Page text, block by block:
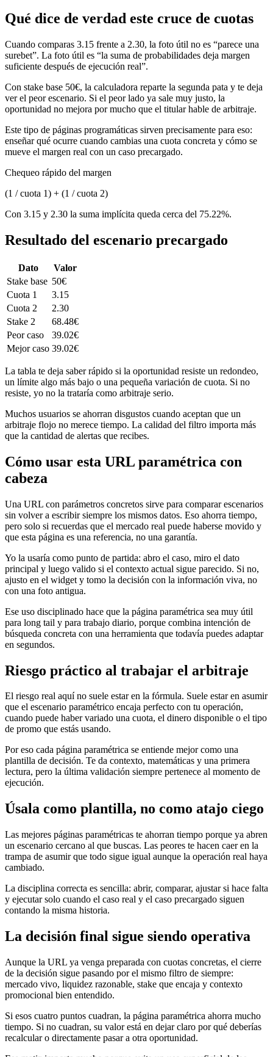
Qué dice de verdad este cruce de cuotas
Cuando comparas 3.15 frente a 2.30, la foto útil no es “parece una
surebet”. La foto útil es “la suma de probabilidades deja margen
suficiente después de ejecución real”.
Con stake base 50€, la calculadora reparte la segunda pata y te deja
ver el peor escenario. Si el peor lado ya sale muy justo, la
oportunidad no mejora por mucho que el titular hable de arbitraje.
Este tipo de páginas programáticas sirven precisamente para eso:
enseñar qué ocurre cuando cambias una cuota concreta y cómo se
mueve el margen real con un caso precargado.
Chequeo rápido del margen
(1 / cuota 1) + (1 / cuota 2)
Con 3.15 y 2.30 la suma implícita queda cerca del 75.22%.
Resultado del escenario precargado
Dato
Valor
Stake base 50€
Cuota 1
3.15
Cuota 2
2.30
Stake 2
68.48€
Peor caso
39.02€
Mejor caso 39.02€
La tabla te deja saber rápido si la oportunidad resiste un redondeo,
un límite algo más bajo o una pequeña variación de cuota. Si no
resiste, yo no la trataría como arbitraje serio.
Muchos usuarios se ahorran disgustos cuando aceptan que un
arbitraje flojo no merece tiempo. La calidad del filtro importa más
que la cantidad de alertas que recibes.
Cómo usar esta URL paramétrica con
cabeza
Una URL con parámetros concretos sirve para comparar escenarios
sin volver a escribir siempre los mismos datos. Eso ahorra tiempo,
pero solo si recuerdas que el mercado real puede haberse movido y
que esta página es una referencia, no una garantía.
Yo la usaría como punto de partida: abro el caso, miro el dato
principal y luego valido si el contexto actual sigue parecido. Si no,
ajusto en el widget y tomo la decisión con la información viva, no
con una foto antigua.
Ese uso disciplinado hace que la página paramétrica sea muy útil
para long tail y para trabajo diario, porque combina intención de
búsqueda concreta con una herramienta que todavía puedes adaptar
en segundos.
Riesgo práctico al trabajar el arbitraje
El riesgo real aquí no suele estar en la fórmula. Suele estar en asumir
que el escenario paramétrico encaja perfecto con tu operación,
cuando puede haber variado una cuota, el dinero disponible o el tipo
de promo que estás usando.
Por eso cada página paramétrica se entiende mejor como una
plantilla de decisión. Te da contexto, matemáticas y una primera
lectura, pero la última validación siempre pertenece al momento de
ejecución.
Úsala como plantilla, no como atajo ciego
Las mejores páginas paramétricas te ahorran tiempo porque ya abren
un escenario cercano al que buscas. Las peores te hacen caer en la
trampa de asumir que todo sigue igual aunque la operación real haya
cambiado.
La disciplina correcta es sencilla: abrir, comparar, ajustar si hace falta
y ejecutar solo cuando el caso real y el caso precargado siguen
contando la misma historia.
La decisión final sigue siendo operativa
Aunque la URL ya venga preparada con cuotas concretas, el cierre
de la decisión sigue pasando por el mismo filtro de siempre:
mercado vivo, liquidez razonable, stake que encaja y contexto
promocional bien entendido.
Si esos cuatro puntos cuadran, la página paramétrica ahorra mucho
tiempo. Si no cuadran, su valor está en dejar claro por qué deberías
recalcular o directamente pasar a otra oportunidad.